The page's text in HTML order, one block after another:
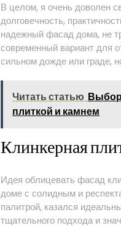
В целом, я очень доволен
долговечность,
надежный фасад дома, не
современный вариант для
сильном дожде или граде,
Читать статью
плиткой и камнем
Клинкерная
Идея облицевать фасад
доме с солидным и
палитрой, казался
тщательного подхода и